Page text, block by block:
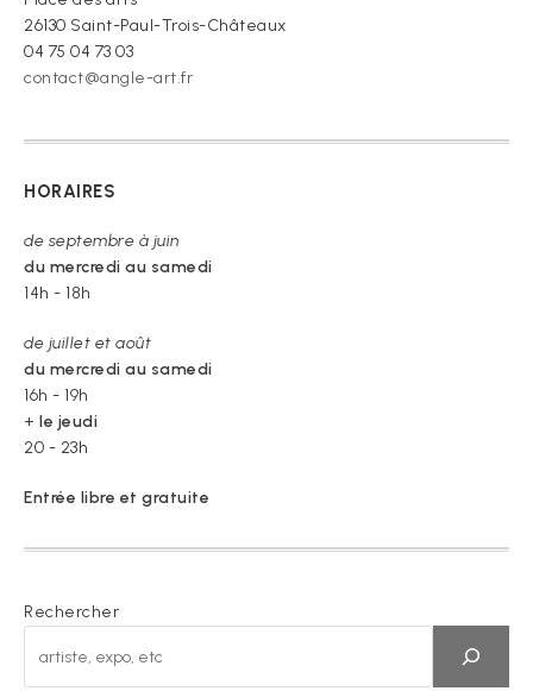
26130 Saint-Paul-Trois-Châteaux
04 75 04 73 03
contact@angle-art.fr
HORAIRES
de septembre à juin
du mercredi au samedi
14h - 18h
de juillet et août
du mercredi au samedi
16h - 19h
+ le jeudi
20 - 23h
Entrée libre et gratuite
Rechercher